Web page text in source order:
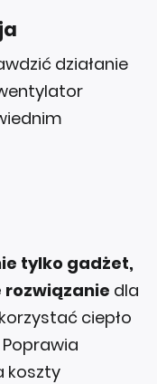
działanie
tylko gadżet,
rozwiązanie dla
ciepło
koszty